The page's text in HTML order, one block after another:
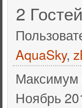
2
AquaSky,
Максимум
Ноябрь